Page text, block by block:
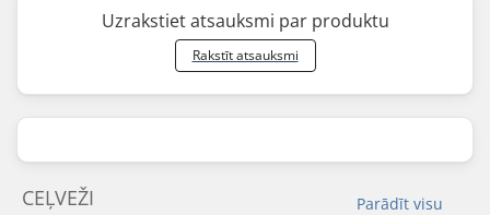
Uzrakstiet atsauksmi par produktu
Rakstīt atsauksmi
Parādīt visu
CEĻVEŽI